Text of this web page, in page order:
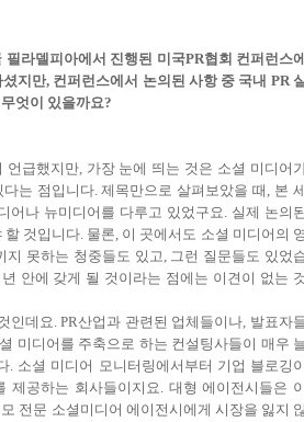
라델피아에서 진행된 미국PR협회 컨퍼런스에
지만, 컨퍼런스에서 논의된 사항 중 국내 PR 실
엇이 있을까요?
언급했지만, 가장 눈에 띄는 것은 소셜 미디어
는 점입니다. 제목만으로 살펴보았을 때, 본 세
어나 뉴미디어를 다루고 있었구요. 실제 논의된
것입니다. 물론, 이 곳에서도 소셜 미디어의 영
지 못하는 청중들도 있고, 그런 질문들도 있었
안에 갖게 될 것이라는 점에는 이견이 없는 것
인데요. PR산업과 관련된 업체들이나, 발표자
미디어를 주축으로 하는 컨설팅사들이 매우
. 소셜 미디어 모니터링에서부터 기업 블로깅이
제공하는 회사들이지요. 대형 에이전시들은 이
전문 소셜미디어 에이전시에게 시장을 잃지